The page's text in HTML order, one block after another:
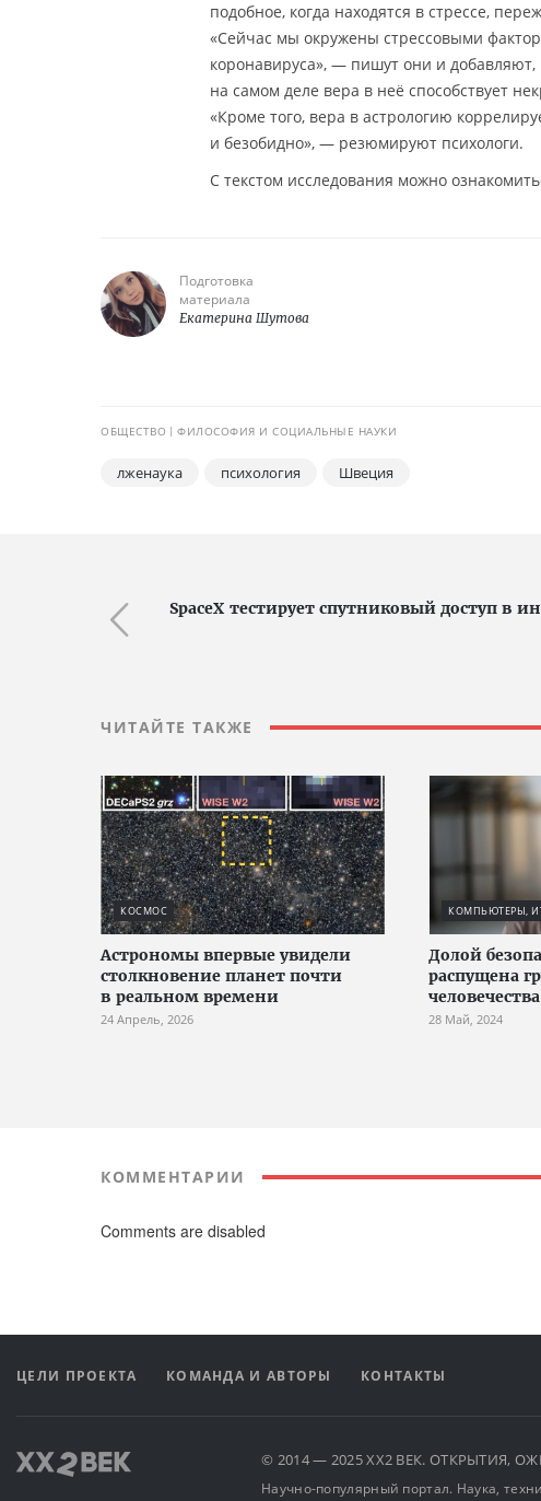
подобное, когда находятся в стрессе,
«Сейчас мы окружены стрессовыми
коронавируса», — пишут они и
на самом деле вера в неё способствует
«Кроме того, вера в астрологию
и безобидно», — резюмируют психологи.
С текстом исследования можно
Подготовка
материала
Екатерина Шутова
ОБЩЕСТВО ФИЛОСОФИЯ И СОЦИАЛЬНЫЕ НАУКИ
лженаука психология Швеция
SpaceX тестирует спутниковый доступ в
ЧИТАЙТЕ ТАКЖЕ
КОСМОС
Астрономы впервые увидели
столкновение планет почти
в реальном времени
24 Апрель, 2026
КОМПЬЮТЕРЫ,
Долой
распущена
28 Май, 2024
КОММЕНТАРИИ
Comments are disabled
ЦЕЛИ ПРОЕКТА КОМАНДА И АВТОРЫ КОНТАКТЫ
© 2014 — 2025 XX2 ВЕК. ОТКРЫТИЯ,
Научно-популярный портал. Наука,